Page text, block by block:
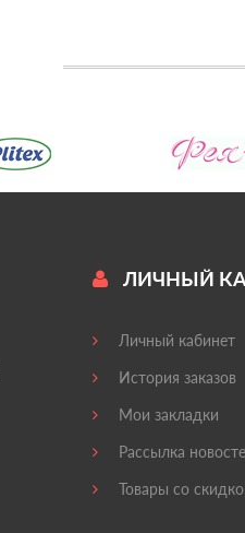
ЛИЧНЫЙ
Личный кабинет
История заказов
Мои закладки
Рассылка
Товары со